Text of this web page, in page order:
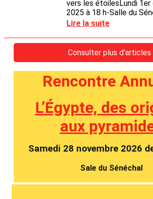
Rencontre
L’Égypte, des
aux
Samedi 28 novembre 2026
Sale du Sénéchal